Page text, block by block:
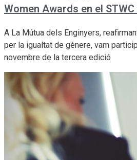
Women Awards en el STWC
A La Mútua dels Enginyers,
per la igualtat de gènere, vam
novembre de la tercera edició